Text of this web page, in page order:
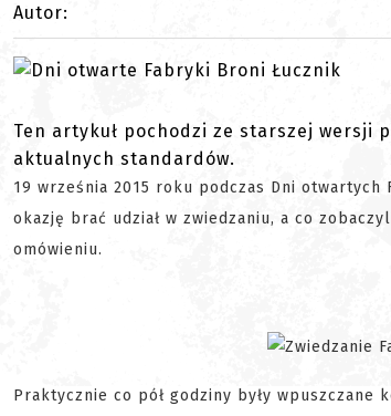
Autor:
Ten artykuł pochodzi ze starszej wersji
aktualnych standardów.
19 września 2015 roku podczas Dni
okazję brać udział w zwiedzaniu, a co
omówieniu.
Praktycznie co pół godziny były